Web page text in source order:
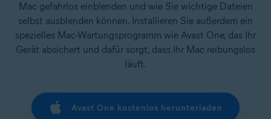
Mac gefahrlos einblenden und wie Sie wichtige Dateien
selbst ausblenden können. Installieren Sie außerdem ein
spezielles Mac-Wartungsprogramm wie Avast One, das Ihr
Gerät absichert und dafür sorgt, dass Ihr Mac reibungslos
läuft.
Avast One kostenlos herunterladen